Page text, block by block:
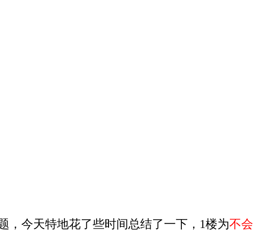
，今天特地花了些时间总结了一下，1楼为不会